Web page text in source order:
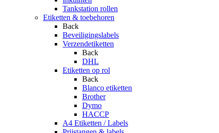
Tankstation rollen
Etiketten & toebehoren
Back
Beveiligingslabels
Verzendetiketten
Back
DHL
Etiketten op rol
Back
Blanco etiketten
Brother
Dymo
HACCP
A4 Etiketten / Labels